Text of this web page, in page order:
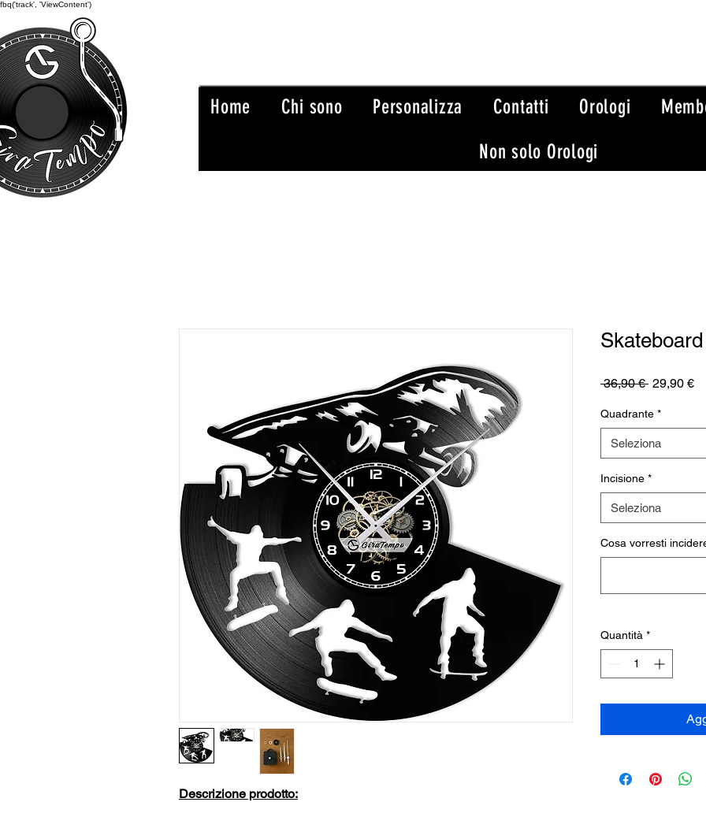
fbq('track', 'ViewContent')
Home Chi sono Personalizza Contatti Orologi
Non solo Orologi
Descrizione prodotto:
36,90 € Prezzo
29,90 €
Quadrante *
Seleziona
Incisione *
Seleziona
Cosa vorresti
Quantità *